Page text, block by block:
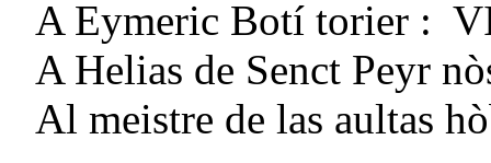
A Eymeric Botí torier :
A Helias de Senct Peyr
Al meistre de las aultas